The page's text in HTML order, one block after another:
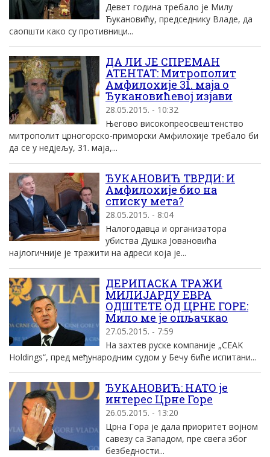
Девет година требало је Милу
Ђукановићу, председнику Владе, да
саопшти како су противници...
ДА ЛИ ЈЕ СПРЕМАН
АТЕНТАТ: Митрополит
Амфилохије 31. маја о
Ђукановићевој изјави
28.05.2015. - 10:32
Његово високопреосвештенство
митрополит црногорско-приморски Амфилохије требало би
да се у недјељу, 31. маја,...
ЂУКАНОВИЋ ТВРДИ: И
Амфилохије био на
списку мета?
28.05.2015. - 8:04
Налогодавца и организатора
убиства Душка Јовановића
најлогичније је тражити на адреси која је...
ДЕРИПАСКА ТРАЖИ
МИЛИЈАРДУ ЕВРА
ОДШТЕТЕ ОД ЦРНЕ ГОРЕ:
Мило ме је опљачкао
27.05.2015. - 7:59
На захтев руске компаније „CEAK
Holdings“, пред међународним судом у Бечу биће испитани...
ЂУКАНОВИЋ: НАТО је
интерес Црне Горе
26.05.2015. - 13:20
Црна Гора је дала приоритет војном
савезу са Западом, пре свега због
безбедности...